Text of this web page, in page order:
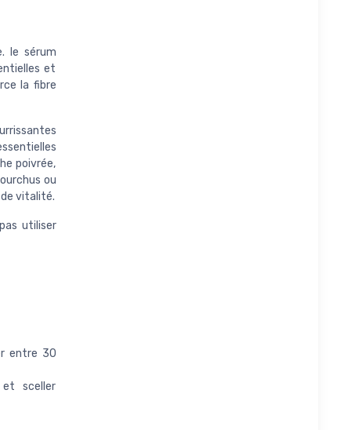
le sérum
et
la fibre
poivrée,
ou
vitalité.
utiliser
entre 30
sceller